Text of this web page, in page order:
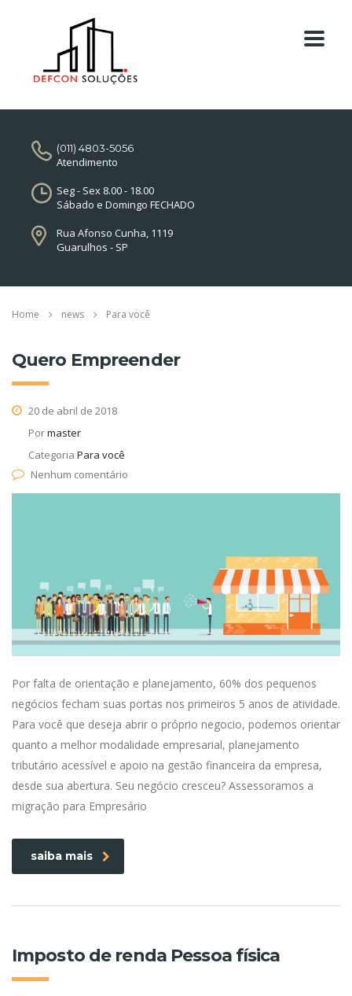
(011) 4803-5056
Atendimento
Seg - Sex 8.00 - 18.00
Sábado e Domingo FECHADO
Rua Afonso Cunha, 1119
Guarulhos - SP
Home news Para você
Quero Empreender
20 de abril de 2018
Pormaster
Categoria Para você
Nenhum comentário
Por falta de orientação e planejamento, 60% dos pequenos
negócios fecham suas portas nos primeiros 5 anos de atividade.
Para você que deseja abrir o próprio negocio, podemos orientar
quanto a melhor modalidade empresarial, planejamento
tributário acessível e apoio na gestão financeira da empresa,
desde sua abertura. Seu negócio cresceu? Assessoramos a
migração para Empresário
saiba mais
Imposto de renda Pessoa física